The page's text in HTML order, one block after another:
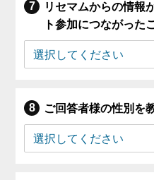
リセマムからの情報
ト参加につながった
ご回答者様の性別を